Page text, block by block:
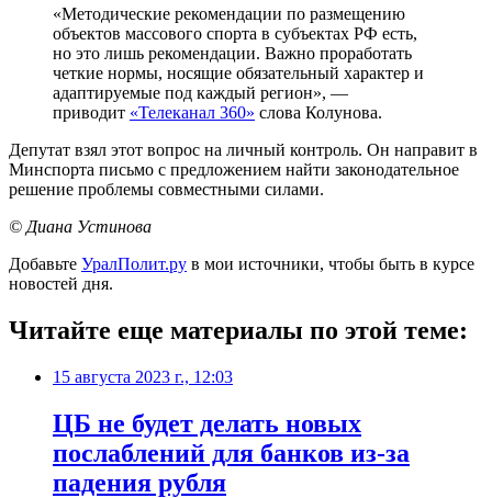
«Методические рекомендации по размещению
объектов массового спорта в субъектах РФ есть,
но это лишь рекомендации. Важно проработать
четкие нормы, носящие обязательный характер и
адаптируемые под каждый регион», —
приводит «Телеканал 360» слова Колунова.
Депутат взял этот вопрос на личный контроль. Он направит в
Минспорта письмо с предложением найти законодательное
решение проблемы совместными силами.
© Диана Устинова
Добавьте УралПолит.ру в мои источники, чтобы быть в курсе
новостей дня.
Читайте еще материалы по этой теме:
15 августа 2023 г., 12:03
ЦБ не будет делать новых
послаблений для банков из-за
падения рубля